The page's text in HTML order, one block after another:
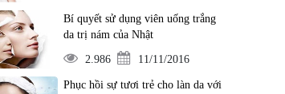
Bí quyết sử dụng viên uống trắng
da trị nám của Nhật
2.986 11/11/2016
Phục hồi sự tươi trẻ cho làn da với